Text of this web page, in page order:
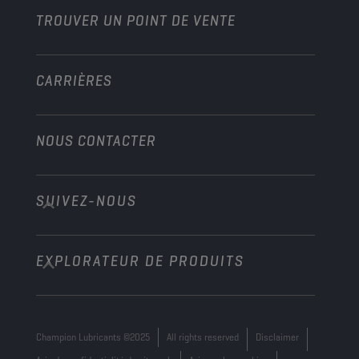
Marine
TROUVER UN POINT DE VENTE
CARRIÈRES
NOUS CONTACTER
info@championlubes.com
+32 3 870 00 20
Georges Gilliotstraat, 52 2620 Hemiksem
Belgium
SUIVEZ-NOUS
EXPLORATEUR DE PRODUITS
Champion Lubricants ©2025 All rights reserved
Disclaimer